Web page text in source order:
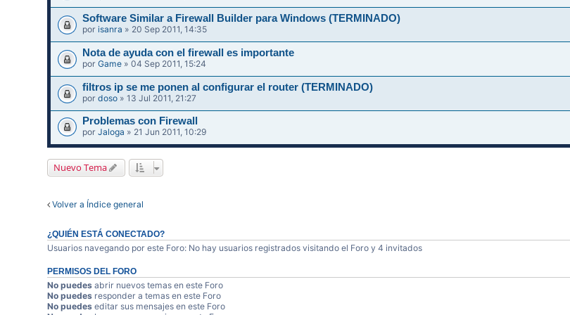
Software Similar a Firewall Builder para Windows (TERMINADO)
porisanra » 20 Sep 2011, 14:35
Nota de ayuda con el firewall es importante
porGame » 04 Sep 2011, 15:24
filtros ip se me ponen al configurar el router (TERMINADO)
pordoso » 13 Jul 2011, 21:27
Problemas con Firewall
porJaloga » 21 Jun 2011, 10:29
Nuevo Tema
Volver a Índice general
¿QUIÉN ESTÁ CONECTADO?
Usuarios navegando por este Foro: No hay usuarios registrados visitando el Foro y 4 invitados
PERMISOS DEL FORO
No puedes abrir nuevos temas en este Foro
No puedes responder a temas en este Foro
No puedes editar sus mensajes en este Foro